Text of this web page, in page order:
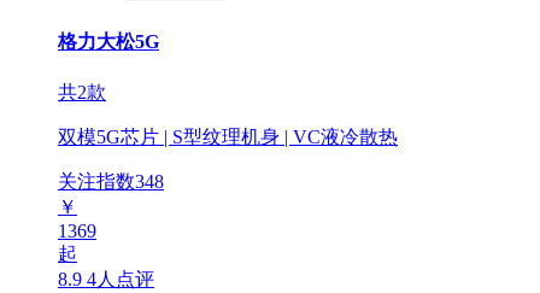
格力大松5G
共2款
双模5G芯片 | S型纹理机身 | VC液冷散热
关注指数348
￥
1369
起
8.9 4人点评